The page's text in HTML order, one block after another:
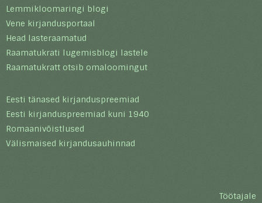
Lemmikloomaringi blogi
Vene kirjandusportaal
Head lasteraamatud
Raamatukrati lugemisblogi lastele
Raamatukratt otsib omaloomingut
Eesti tänased kirjanduspreemiad
Eesti kirjanduspreemiad kuni 1940
Romaanivõistlused
Välismaised kirjandusauhinnad
Töötajale